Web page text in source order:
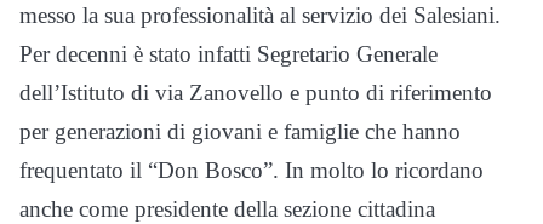
messo la sua professionalità al servizio dei Salesiani.
Per decenni è stato infatti Segretario Generale
dell’Istituto di via Zanovello e punto di riferimento
per generazioni di giovani e famiglie che hanno
frequentato il “Don Bosco”. In molto lo ricordano
anche come presidente della sezione cittadina